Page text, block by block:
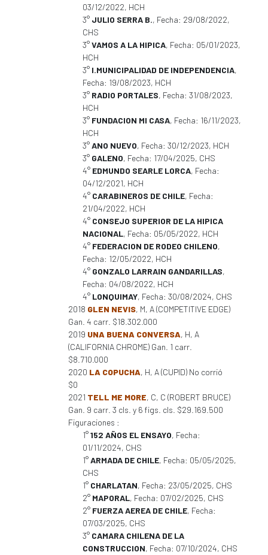
03/12/2022, HCH
3° JULIO SERRA B., Fecha: 29/08/2022,
CHS
3°VAMOS A LA HIPICA, Fecha: 05/01/2023,
HCH
3° I.MUNICIPALIDAD DE INDEPENDENCIA,
Fecha: 19/08/2023, HCH
3° RADIO PORTALES, Fecha: 31/08/2023,
HCH
3° FUNDACION MI CASA, Fecha: 16/11/2023,
HCH
3°ANO NUEVO, Fecha: 30/12/2023, HCH
3° GALENO, Fecha: 17/04/2025, CHS
4° EDMUNDO SEARLE LORCA, Fecha:
04/12/2021, HCH
4° CARABINEROS DE CHILE, Fecha:
21/04/2022, HCH
4° CONSEJO SUPERIOR DE LA HIPICA
NACIONAL, Fecha: 05/05/2022, HCH
4° FEDERACION DE RODEO CHILENO,
Fecha: 12/05/2022, HCH
4° GONZALO LARRAIN GANDARILLAS,
Fecha: 04/08/2022, HCH
4° LONQUIMAY, Fecha: 30/08/2024, CHS
2018 GLEN NEVIS, M, A (COMPETITIVE EDGE)
Gan. 4 carr. $18.302.000
2019 UNA BUENA CONVERSA, H, A
(CALIFORNIA CHROME) Gan. 1 carr.
$8.710.000
2020 LA COPUCHA, H, A (CUPID) No corrió
$0
2021 TELL ME MORE, C, C (ROBERT BRUCE)
Gan. 9 carr. 3 cls. y 6 figs. cls. $29.169.500
Figuraciones :
1°152 AÑOS EL ENSAYO, Fecha:
01/11/2024, CHS
1°ARMADA DE CHILE, Fecha: 05/05/2025,
CHS
1° CHARLATAN, Fecha: 23/05/2025, CHS
2° MAPORAL, Fecha: 07/02/2025, CHS
2° FUERZA AEREA DE CHILE, Fecha:
07/03/2025, CHS
3° CAMARA CHILENA DE LA
CONSTRUCCION, Fecha: 07/10/2024, CHS